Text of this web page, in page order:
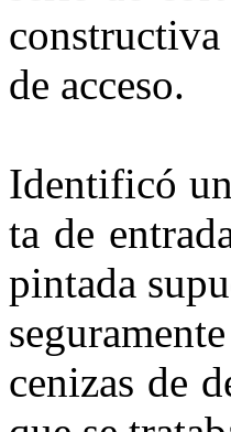
de acceso.
Identificó
ta de
pin­tada
ceni­zas de